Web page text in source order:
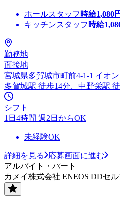
ホールスタッフ 時給1,080
キッチンスタッフ 時給
勤務地
面接地
宮城県多賀城市町前4-1-1 イオ
多賀城駅 徒歩14分、中野栄駅
シフト
1日4時間 週2日からOK
未経験OK
詳細を見る
応募画面に進む
アルバイト・パート
カメイ株式会社 ENEOS DDセ